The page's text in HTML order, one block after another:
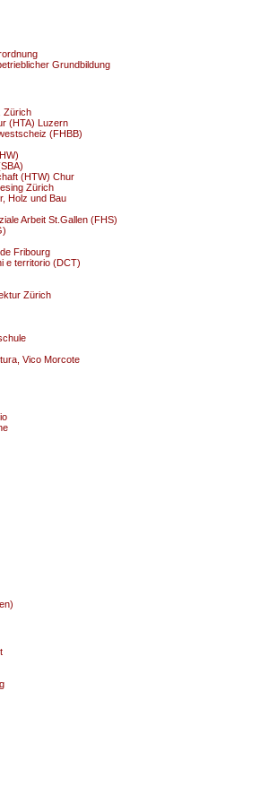
Grundbildung
Zürich
(HTA) Luzern
(FHBB)
(HTW) Chur
Zürich
Holz und Bau
Arbeit St.Gallen (FHS)
Fribourg
e territorio (DCT)
Zürich
Vico Morcote